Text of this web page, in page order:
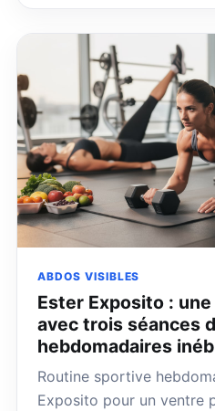
ABDOS VISIBLES
Ester Exposito :
avec trois séances
hebdomadaires
Routine sportive
Exposito pour un ventre